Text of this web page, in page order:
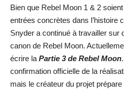
Bien que Rebel Moon 1 & 2
entrées concrètes dans l’histoire
Snyder a continué à travailler sur
canon de Rebel Moon.
écrire la Partie 3 de Rebel Moon
confirmation officielle de la
mais le créateur du projet prépare